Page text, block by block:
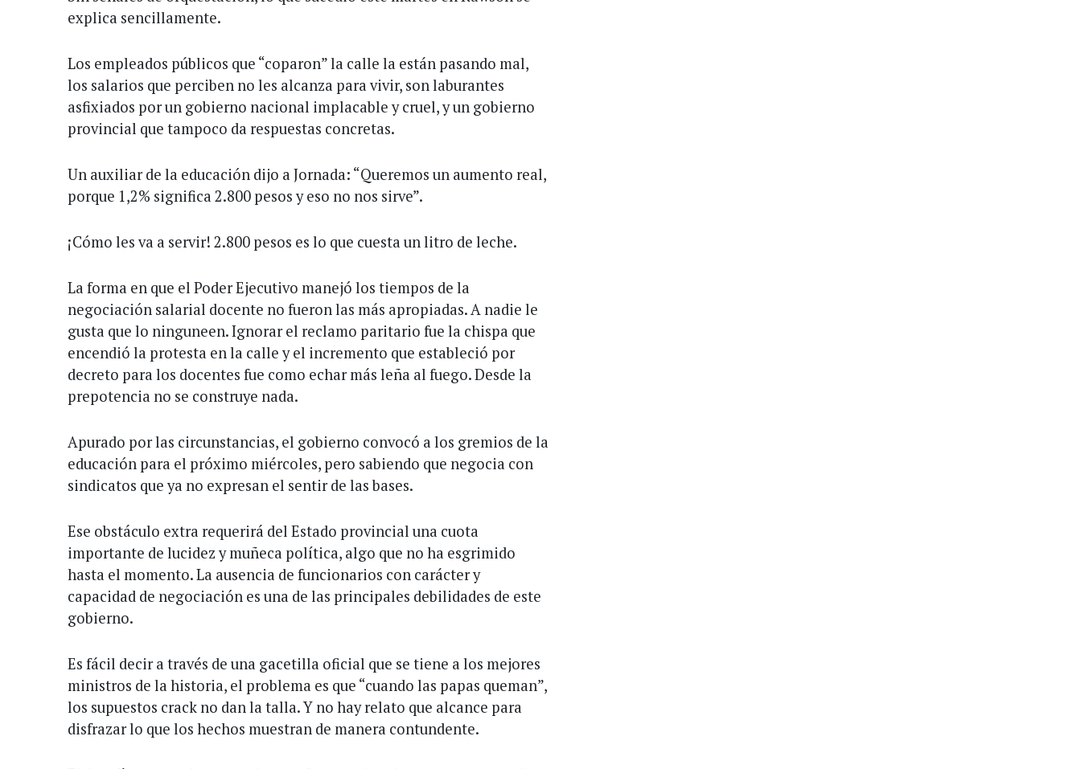
explica sencillamente.
Los empleados públicos que “coparon” la calle la están pasando mal,
los salarios que perciben no les alcanza para vivir, son laburantes
asfixiados por un gobierno nacional implacable y cruel, y un gobierno
provincial que tampoco da respuestas concretas.
Un auxiliar de la educación dijo a Jornada: “Queremos un aumento real,
porque 1,2% significa 2.800 pesos y eso no nos sirve”.
¡Cómo les va a servir! 2.800 pesos es lo que cuesta un litro de leche.
La forma en que el Poder Ejecutivo manejó los tiempos de la
negociación salarial docente no fueron las más apropiadas. A nadie le
gusta que lo ninguneen. Ignorar el reclamo paritario fue la chispa que
encendió la protesta en la calle y el incremento que estableció por
decreto para los docentes fue como echar más leña al fuego. Desde la
prepotencia no se construye nada.
Apurado por las circunstancias, el gobierno convocó a los gremios de la
educación para el próximo miércoles, pero sabiendo que negocia con
sindicatos que ya no expresan el sentir de las bases.
Ese obstáculo extra requerirá del Estado provincial una cuota
importante de lucidez y muñeca política, algo que no ha esgrimido
hasta el momento. La ausencia de funcionarios con carácter y
capacidad de negociación es una de las principales debilidades de este
gobierno.
Es fácil decir a través de una gacetilla oficial que se tiene a los mejores
ministros de la historia, el problema es que “cuando las papas queman”,
los supuestos crack no dan la talla. Y no hay relato que alcance para
disfrazar lo que los hechos muestran de manera contundente.